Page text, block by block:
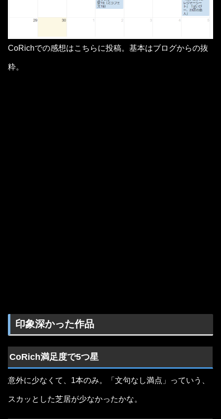
CoRichでの感想はこちらに投稿。基本はブログからの抜
粋。
印象深かった作品
CoRich満足度で5つ星
意外に少なくて、1本のみ。「文句なし満点」っていう、
スカッとした芝居が少なかったかな。